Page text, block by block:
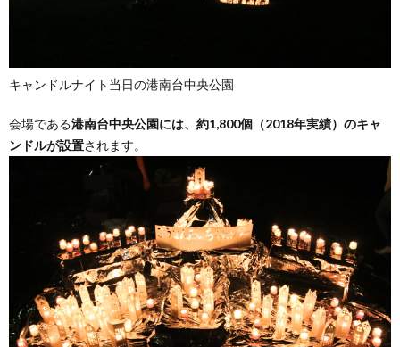
キャンドルナイト当日の港南台中央公園
会場である港南台中央公園には、約1,800個（2018年実績）のキャ
ンドルが設置されます。